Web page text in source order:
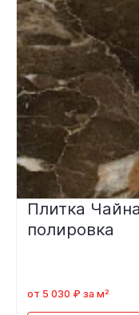
Плитка
полировка
от 5 030 ₽ за м²